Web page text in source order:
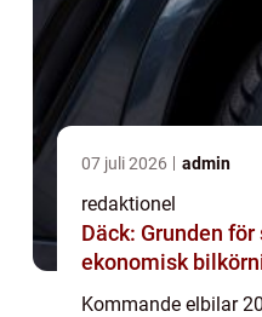
07 juli 2026 admin
redaktionel
Däck: Grunden för
ekonomisk
Kommande elbilar